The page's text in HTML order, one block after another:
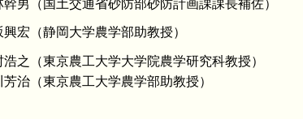
幹男（国土交通省砂防部砂防計画課課長補佐）
興宏（静岡大学農学部助教授）
浩之（東京農工大学大学院農学研究科教授）
芳治（東京農工大学農学部助教授）